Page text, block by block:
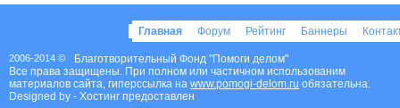
Главная Форум Рейтинг Баннеры
2006-2014 ©
Благотворительный Фонд "Помоги делом"
Все права защищены. При полном или частичном использованим
материалов сайта, гиперссылка на www.pomogi-delom.ru обязательна.
Designed by - Хостинг предоставлен